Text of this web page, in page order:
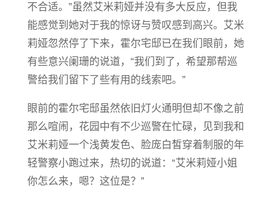
不合适。”虽然艾米莉娅并没有多大反应，但我
能感觉到她对于我的惊讶与赞叹感到高兴。艾米
莉娅忽然停了下来，霍尔宅邸已在我们眼前，她
有些意兴阑珊的说道，“我们到了，希望那帮巡
警给我们留下了些有用的线索吧。”
眼前的霍尔宅邸虽然依旧灯火通明但却不像之前
那么喧闹，花园中有不少巡警在忙碌，见到我和
艾米莉娅一个浅黄发色、脸庞白皙穿着制服的年
轻警察小跑过来，热切的说道：“艾米莉娅小姐
你怎么来，嗯？这位是？”